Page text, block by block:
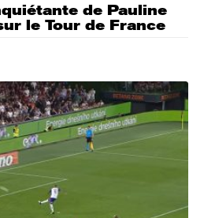
de Pauline
le Tour de France